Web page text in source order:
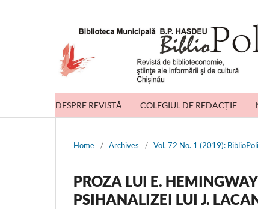
DESPRE REVISTĂ COLEGIUL DE REDACȚIE
Home / Archives / Vol. 72 No. 1 (2019):
PROZA LUI E.
PSIHANALIZEI LUI J.